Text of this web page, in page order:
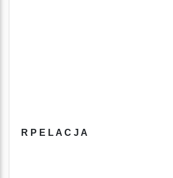
R P E L A C J A